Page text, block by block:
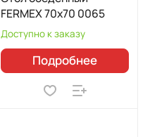
FERMEX 70x70 0065
Доступно к заказу
Подробнее